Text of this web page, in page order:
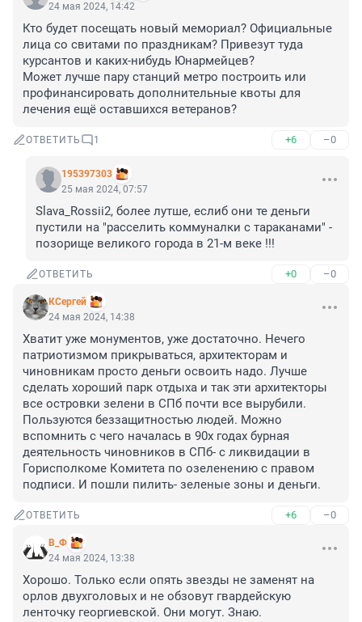
24 мая 2024, 14:42
Кто будет посещать новый мемориал? Официальные
лица со свитами по праздникам? Привезут туда
курсантов и каких-нибудь Юнармейцев?
Может лучше пару станций метро построить или
профинансировать дополнительные квоты для
лечения ещё оставшихся ветеранов?
ОТВЕТИТЬ 1 +6 –0
195397303
25 мая 2024, 07:57
Slava_Rossii2, более лутше, еслиб они те деньги
пустили на "расселить коммуналки с тараканами" -
позорище великого города в 21-м веке !!!
ОТВЕТИТЬ +0 –0
КСергей
24 мая 2024, 14:38
Хватит уже монументов, уже достаточно. Нечего
патриотизмом прикрываться, архитекторам и
чиновникам просто деньги освоить надо. Лучше
сделать хороший парк отдыха и так эти архитекторы
все островки зелени в СПб почти все вырубили.
Пользуются беззащитностью людей. Можно
вспомнить с чего началась в 90х годах бурная
деятельность чиновников в СПб- с ликвидации в
Горисполкоме Комитета по озеленению с правом
подписи. И пошли пилить- зеленые зоны и деньги.
ОТВЕТИТЬ +6 –0
В_Ф
24 мая 2024, 13:38
Хорошо. Только если опять звезды не заменят на
орлов двухголовых и не обзовут гвардейскую
ленточку георгиевской. Они могут. Знаю.